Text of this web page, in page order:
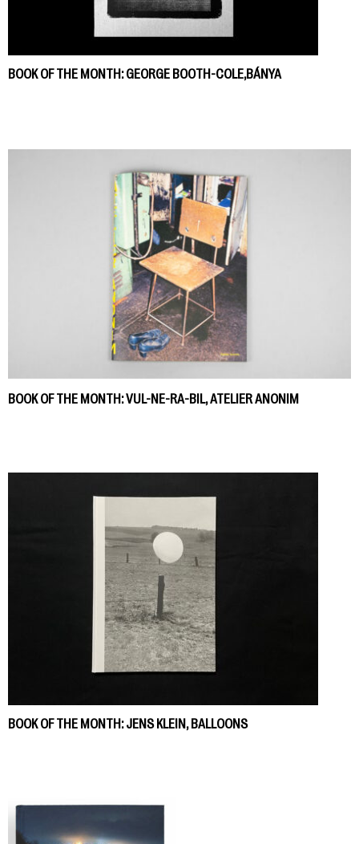
BOOK OF THE MONTH: GEORGE BOOTH-COLE,BÁNYA
BOOK OF THE MONTH: VUL-NE-RA-BIL, ATELIER ANONIM
BOOK OF THE MONTH: JENS KLEIN, BALLOONS